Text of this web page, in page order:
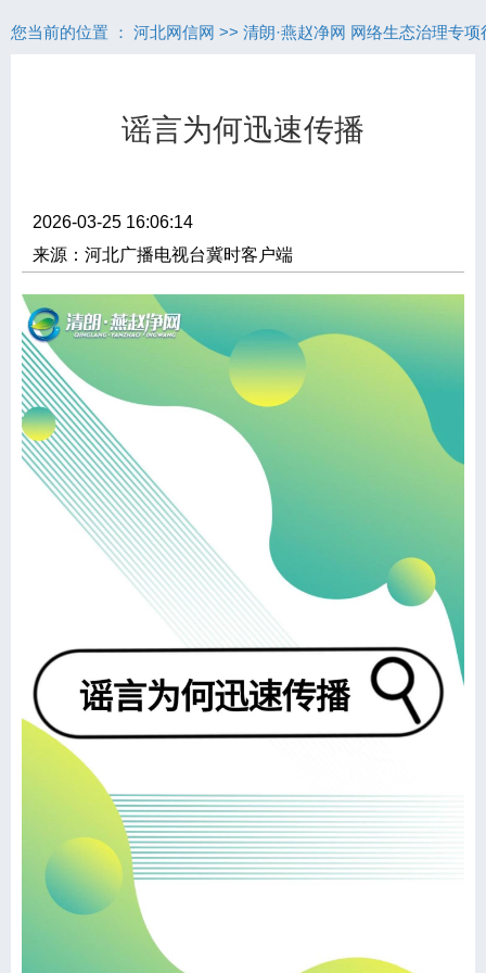
您当前的位置 ： 河北网信网 >> 清朗·燕赵净网 网络生态治理专项
谣言为何迅速传播
2026-03-25 16:06:14
来源：河北广播电视台冀时客户端